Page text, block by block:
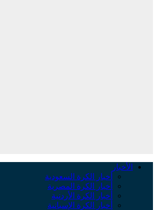
الأخبار
أخبار الكرة السعودية
أخبار الكرة المصرية
أخبار الكرة الأردنية
أخبار الكرة الإسبانية